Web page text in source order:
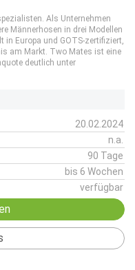
Als Unternehmen
Männerhosen in drei Modellen
in Europa und GOTS-zertifiziert,
am Markt. Two Mates ist eine
deutlich unter
20.02.2024
n.a.
90 Tage
bis 6 Wochen
verfügbar